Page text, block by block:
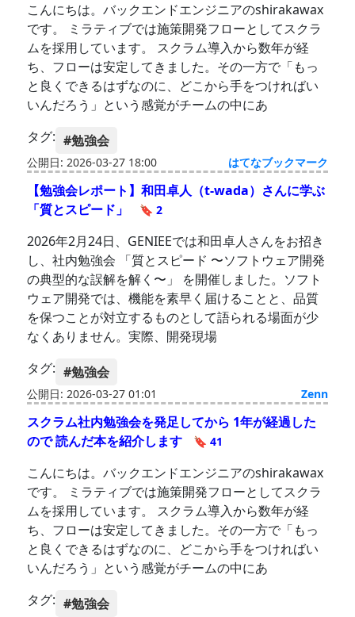
こんにちは。バックエンドエンジニアのshirakawax
です。 ミラティブでは施策開発フローとしてスクラ
ムを採用しています。 スクラム導入から数年が経
ち、フローは安定してきました。その一方で「もっ
と良くできるはずなのに、どこから手をつければい
いんだろう」という感覚がチームの中にあ
タグ: #勉強会
公開日: 2026-03-27 18:00 はてなブックマーク
【勉強会レポート】和田卓人（t-wada）さんに学ぶ
「質とスピード」
🔖 2
2026年2月24日、GENIEEでは和田卓人さんをお招き
し、社内勉強会 「質とスピード 〜ソフトウェア開発
の典型的な誤解を解く〜」 を開催しました。ソフト
ウェア開発では、機能を素早く届けることと、品質
を保つことが対立するものとして語られる場面が少
なくありません。実際、開発現場
タグ: #勉強会
公開日: 2026-03-27 01:01 Zenn
スクラム社内勉強会を発足してから 1年が経過した
ので 読んだ本を紹介します
🔖 41
こんにちは。バックエンドエンジニアのshirakawax
です。 ミラティブでは施策開発フローとしてスクラ
ムを採用しています。 スクラム導入から数年が経
ち、フローは安定してきました。その一方で「もっ
と良くできるはずなのに、どこから手をつければい
いんだろう」という感覚がチームの中にあ
タグ: #勉強会